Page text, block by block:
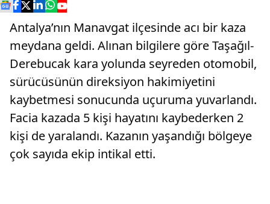
Antalya’nın Manavgat ilçesinde acı bir kaza
meydana geldi. Alınan bilgilere göre Taşağıl-
Derebucak kara yolunda seyreden otomobil,
sürücüsünün direksiyon hakimiyetini
kaybetmesi sonucunda uçuruma yuvarlandı.
Facia kazada 5 kişi hayatını kaybederken 2
kişi de yaralandı. Kazanın yaşandığı bölgeye
çok sayıda ekip intikal etti.